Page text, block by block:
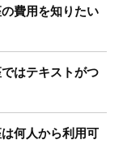
費用を知りたい
はテキストがつ
何人から利用可